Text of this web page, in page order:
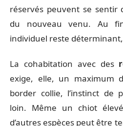
réservés peuvent se sentir
du nouveau venu. Au
individuel reste
La cohabitation avec des
exige, elle, un maximum
border collie, l’instinct de
loin. Même un chiot
d’autres espèces peut être